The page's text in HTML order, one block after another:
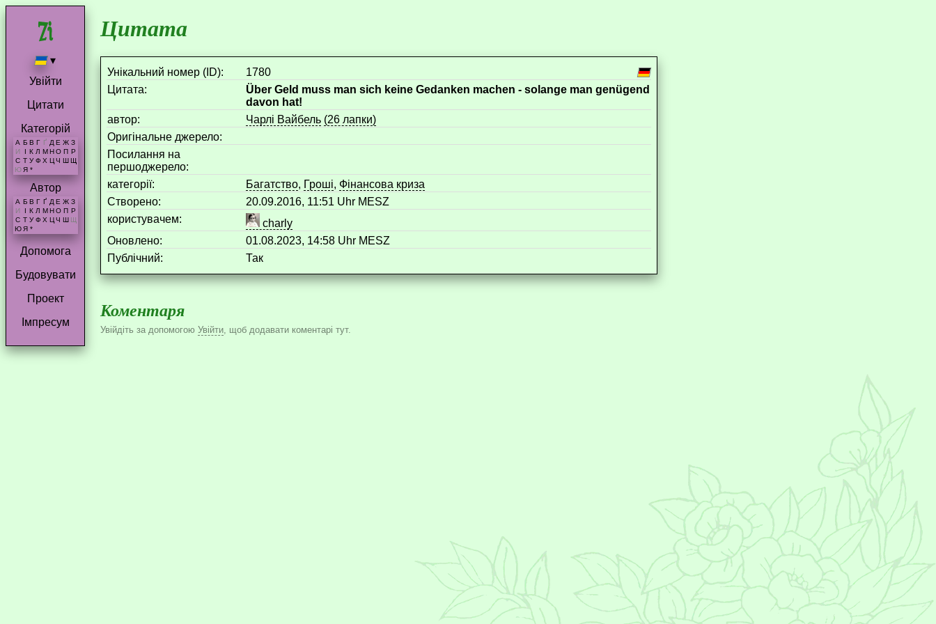
▾
Увійти
Цитати
Категорій
А Б В Г Ґ Д Е Ж З
И
І К Л М Н О П Р
С Т У Ф Х Ц Ч Ш Щ
Ю Я *
Автор
А Б В Г Ґ Д Е Ж З
И
К Л М Н О П Р
С Т У Ф Х Ц Ч Ш Щ
Ю Я *
Допомога
Будовувати
Проект
Імпресум
Цитата
Унікальний номер (ID):
1780
Цитата:
Über Geld muss man sich keine Gedanken machen - solange man genügend
davon hat!
aвтор:
Чарлі Вайбель (26 лапки)
Оригінальне джерело:
Посилання на
першоджерело:
категорії:
Багатство, Гроші, Фінансова криза
Створено:
20.09.2016, 11:51 Uhr MESZ
користувачем:
charly
Оновлено:
01.08.2023, 14:58 Uhr MESZ
Публічний:
Так
Коментаря
Увійдіть за допомогою Увійти , щоб додавати коментарі тут.